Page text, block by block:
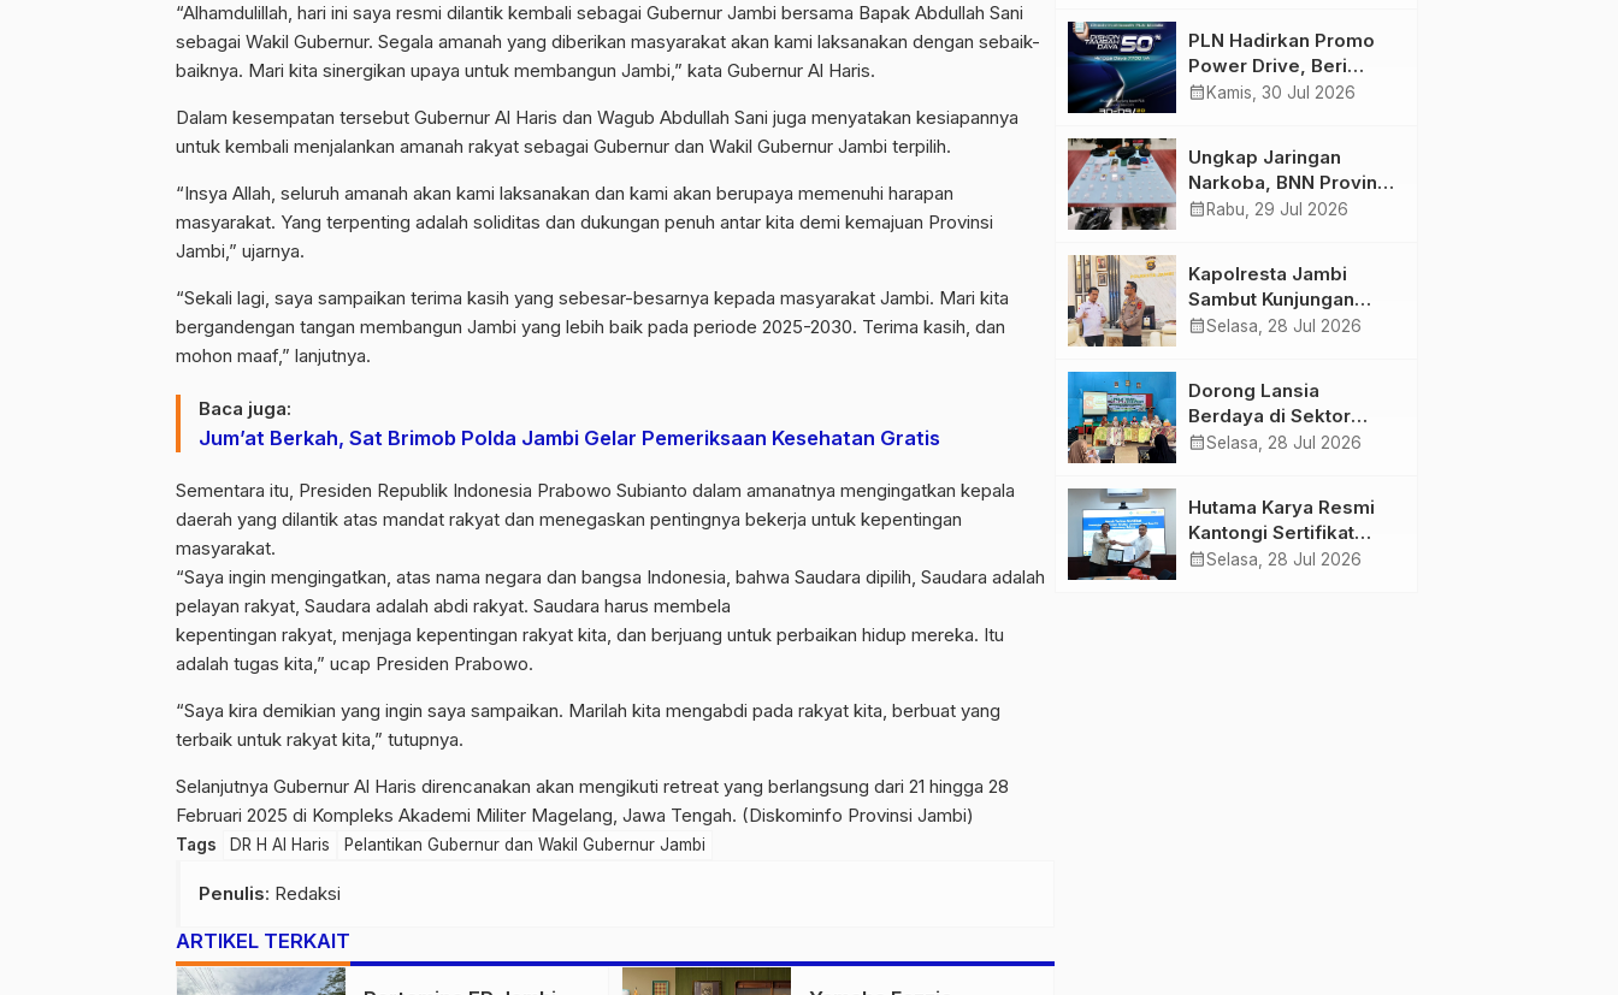
“Alhamdulillah, hari ini saya resmi dilantik kembali sebagai Gubernur Jambi bersama Bapak Abdullah Sani
sebagai Wakil Gubernur. Segala amanah yang diberikan masyarakat akan kami laksanakan dengan sebaik-
baiknya. Mari kita sinergikan upaya untuk membangun Jambi,” kata Gubernur Al Haris.
Dalam kesempatan tersebut Gubernur Al Haris dan Wagub Abdullah Sani juga menyatakan kesiapannya
untuk kembali menjalankan amanah rakyat sebagai Gubernur dan Wakil Gubernur Jambi terpilih.
“Insya Allah, seluruh amanah akan kami laksanakan dan kami akan berupaya memenuhi harapan
masyarakat. Yang terpenting adalah soliditas dan dukungan penuh antar kita demi kemajuan Provinsi
Jambi,” ujarnya.
“Sekali lagi, saya sampaikan terima kasih yang sebesar-besarnya kepada masyarakat Jambi. Mari kita
bergandengan tangan membangun Jambi yang lebih baik pada periode 2025-2030. Terima kasih, dan
mohon maaf,” lanjutnya.
Baca juga:
Jum’at Berkah, Sat Brimob Polda Jambi Gelar Pemeriksaan Kesehatan Gratis
Sementara itu, Presiden Republik Indonesia Prabowo Subianto dalam amanatnya mengingatkan kepala
daerah yang dilantik atas mandat rakyat dan menegaskan pentingnya bekerja untuk kepentingan
masyarakat.
“Saya ingin mengingatkan, atas nama negara dan bangsa Indonesia, bahwa Saudara dipilih, Saudara adalah
pelayan rakyat, Saudara adalah abdi rakyat. Saudara harus membela
kepentingan rakyat, menjaga kepentingan rakyat kita, dan berjuang untuk perbaikan hidup mereka. Itu
adalah tugas kita,” ucap Presiden Prabowo.
“Saya kira demikian yang ingin saya sampaikan. Marilah kita mengabdi pada rakyat kita, berbuat yang
terbaik untuk rakyat kita,” tutupnya.
Selanjutnya Gubernur Al Haris direncanakan akan mengikuti retreat yang berlangsung dari 21 hingga 28
Februari 2025 di Kompleks Akademi Militer Magelang, Jawa Tengah. (Diskominfo Provinsi Jambi)
Tags DR H Al Haris Pelantikan Gubernur dan Wakil Gubernur Jambi
Penulis: Redaksi
ARTIKEL TERKAIT
PLN Hadirkan Promo
Power Drive, Beri
Diskon Tambah Daya
calendar_month Kamis, 30 Jul 2026
Ungkap Jaringan
Narkoba, BNN Provinsi
Jambi dan Bea Cukai
Butir Ekstasi dan 146
Gram Sabu
calendar_month Rabu, 29 Jul 2026
Kapolresta Jambi
Sambut Kunjungan
Ketua dan Pengurus
Kolaborasi
calendar_monthSelasa, 28 Jul 2026
Dorong Lansia
Berdaya di Sektor
Hijau, Pertamina EP
Eco-Print
calendar_monthSelasa, 28 Jul 2026
Hutama Karya Resmi
Kantongi Sertifikat
Persetujuan Laik
calendar_monthSelasa, 28 Jul 2026